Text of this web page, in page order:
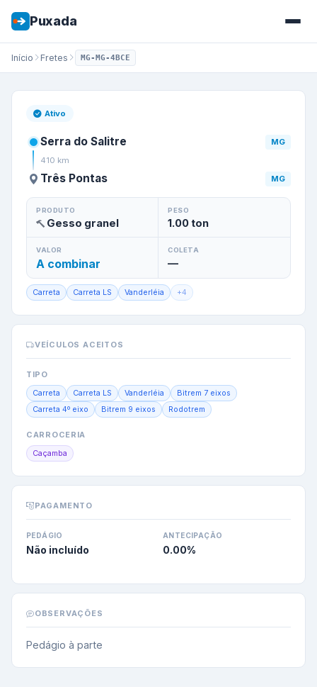
Puxada
Início Fretes MG-MG-4BCE
Frete de
Ativo
Serra do Salitre
MG
410 km
Três Pontas MG
PRODUTO
Gesso granel
PESO
1.00ton
VALOR
A combinar
COLETA
—
Carreta Carreta LS Vanderléia +4
VEÍCULOS ACEITOS
TIPO
Carreta Carreta LS Vanderléia
Bitrem 7 eixos
Carreta 4º eixo
Bitrem 9 eixos Rodotrem
CARROCERIA
Caçamba
PAGAMENTO
PEDÁGIO
Não incluído
ANTECIPAÇÃO
0.00%
OBSERVAÇÕES
Pedágio à parte